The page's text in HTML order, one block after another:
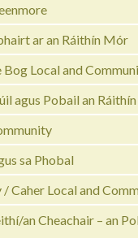
ar an Ráithín Mór
Bog Local and
agus Pobail an
sa Phobal
Caher Local and
an Cheachair – an